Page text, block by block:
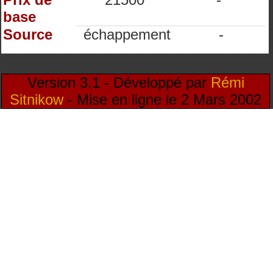
base
Source échappement -
Version 3.1 - Développé par Rémi
Sitnikow- Mise en ligne le 2 Mars 2002